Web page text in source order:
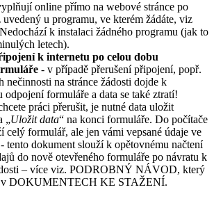
online přímo na webové stránce po
u programu, ve kterém žádáte, viz
k instalaci žádného programu (jak to
letech).
k internetu po celou dobu
- v případě přerušení připojení, popř.
nečinnosti na stránce žádosti dojde k
odpojení formuláře a data se také ztratí!
práci přerušit, je nutné data uložit
„Uložit data“ na konci formuláře. Do počítače
celý formulář, ale jen vámi vepsané údaje ve
tento dokument slouží k opětovnému načtení
do nově otevřeného formuláře po návratu k
– více viz. PODROBNÝ NÁVOD, který
v DOKUMENTECH KE STAŽENÍ.